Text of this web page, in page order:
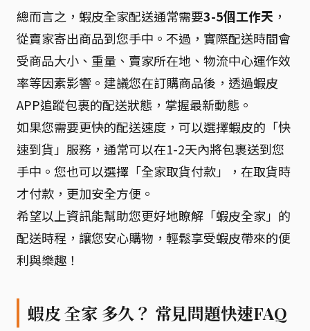
總而言之，蝦皮全家配送通常需要3-5個工作天 ，
從賣家寄出商品到您手中。不過，實際配送時間會
受商品大小、重量、賣家所在地、物流中心運作效
率等因素影響。建議您在訂購商品後，透過蝦皮
APP追蹤包裹的配送狀態，掌握最新動態。
如果您需要更快的配送速度，可以選擇蝦皮的「快
速到貨」服務，通常可以在1-2天內將包裹送到您
手中。您也可以選擇「全家取貨付款」，在取貨時
才付款，更加安全方便。
希望以上資訊能幫助您更好地瞭解「蝦皮全家」的
配送時程，讓您安心購物，輕鬆享受蝦皮帶來的便
利與樂趣！
蝦皮 全家 多久？ 常見問題快速FAQ